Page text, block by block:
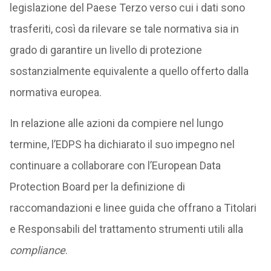
legislazione del Paese Terzo verso cui i dati sono
trasferiti, così da rilevare se tale normativa sia in
grado di garantire un livello di protezione
sostanzialmente equivalente a quello offerto dalla
normativa europea.
In relazione alle azioni da compiere nel lungo
termine, l’EDPS ha dichiarato il suo impegno nel
continuare a collaborare con l’European Data
Protection Board per la definizione di
raccomandazioni e linee guida che offrano a Titolari
e Responsabili del trattamento strumenti utili alla
compliance.